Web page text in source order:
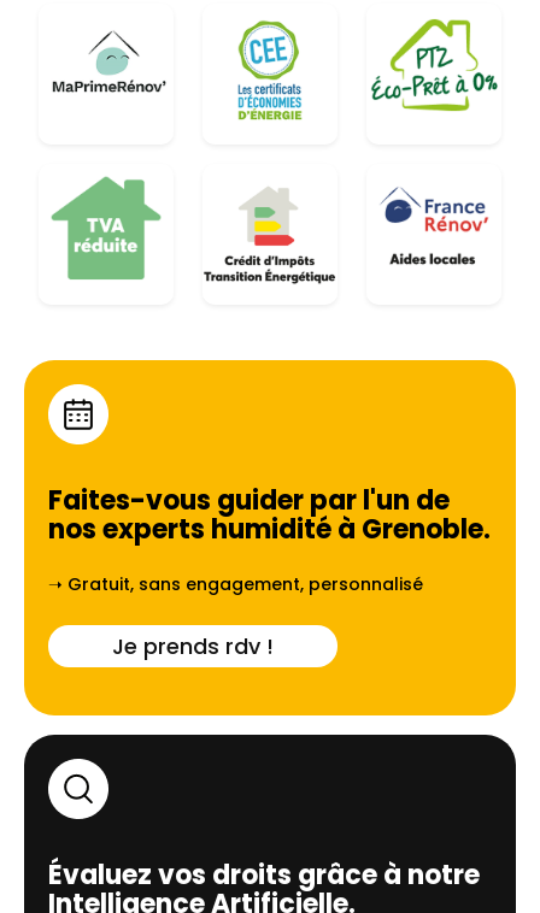
Faites-vous guider par l'un de
nos experts humidité à Grenoble.
➝ Gratuit, sans engagement, personnalisé
Je prends rdv !
Évaluez vos droits grâce à notre
Intelligence Artificielle.